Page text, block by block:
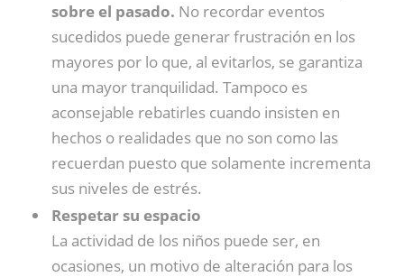
sobre el pasado. No recordar eventos
sucedidos puede generar frustración en los
mayores por lo que, al evitarlos, se garantiza
una mayor tranquilidad. Tampoco es
aconsejable rebatirles cuando insisten en
hechos o realidades que no son como las
recuerdan puesto que solamente incrementa
sus niveles de estrés.
Respetar su espacio
La actividad de los niños puede ser, en
ocasiones, un motivo de alteración para los